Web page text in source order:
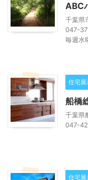
ABC
千葉県
047-
毎週水
住宅展
船橋
千葉県
047-
住宅展